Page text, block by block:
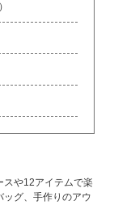
スや12アイテムで楽
ッグ、手作りのアウ